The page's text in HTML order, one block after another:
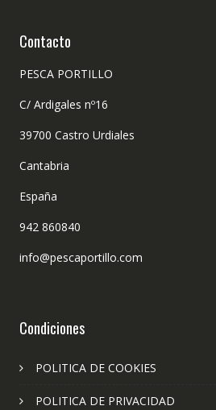
Contacto
PESCA PORTILLO
C/ Ardigales nº16
39700 Castro Urdiales
Cantabria
España
942 860840
info@pescaportillo.com
Condiciones
POLITICA DE COOKIES
POLITICA DE PRIVACIDAD